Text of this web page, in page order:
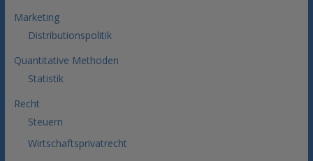
Marketing
Distributionspolitik
Quantitative Methoden
Statistik
Recht
Steuern
Wirtschaftsprivatrecht